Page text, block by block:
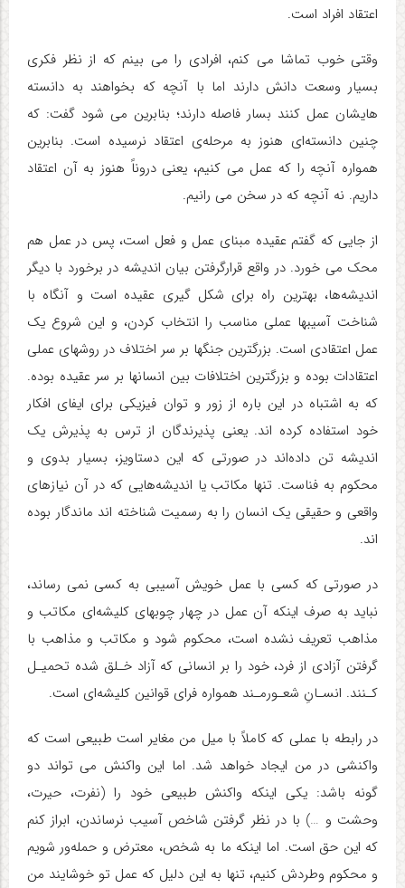
اعتقاد افراد است.
وقتی خوب تماشا می کنم، افرادی را می بینم که از نظر فکری
بسیار وسعت دانش دارند اما با آنچه که بخواهند به دانسته
هایشان عمل کنند بسار فاصله دارند؛ بنابرین می شود گفت: که
چنین دانسته‌ای هنوز به مرحله‌ی اعتقاد نرسیده است. بنابرین
همواره آنچه را که عمل می کنیم، یعنی دروناً هنوز به آن اعتقاد
داریم. نه آنچه که در سخن می رانیم.
از جایی که گفتم عقیده مبنای عمل و فعل است، پس در عمل هم
محک می خورد. در واقع قرارگرفتن بیان اندیشه در برخورد با دیگر
اندیشه‌ها، بهترین راه برای شکل گیری عقیده است و آنگاه با
شناخت آسیبها عملی مناسب را انتخاب کردن، و این شروع یک
عمل اعتقادی است. بزرگترین جنگها بر سر اختلاف در روشهای عملی
اعتقادات بوده و بزرگترین اختلافات بین انسانها بر سر عقیده بوده.
که به اشتباه در این باره از زور و توان فیزیکی برای ایفای افکار
خود استفاده کرده اند. یعنی پذیرندگان از ترس به پذیرش یک
اندیشه تن داده‌اند در صورتی که این دستاویز، بسیار بدوی و
محکوم به فناست. تنها مکاتب یا اندیشه‌هایی که در آن نیازهای
واقعی و حقیقی یک انسان را به رسمیت شناخته اند ماندگار بوده
اند.
در صورتی که کسی با عمل خویش آسیبی به کسی نمی رساند،
نباید به صرف اینکه آن عمل در چهار چوبهای کلیشه‌ای مکاتب و
مذاهب تعریف نشده است، محکوم شود و مکاتب و مذاهب با
گرفتن آزادی از فرد، خود را بر انسانی که آزاد خـلق شده تحمیـل
کـنند. انسـانِ شعـورمـند همواره فرای قوانین کلیشه‌ای است.
در رابطه با عملی که کاملاً با میل من مغایر است طبیعی است که
واکنشی در من ایجاد خواهد شد. اما این واکنش می تواند دو
گونه باشد: یکی اینکه واکنش طبیعی خود را (نفرت، حیرت،
وحشت و …) با در نظر گرفتن شاخص آسیب نرساندن، ابراز کنم
که این حق است. اما اینکه ما به شخص، معترض و حمله‌ور شویم
و محکوم وطردش کنیم، تنها به این دلیل که عمل تو خوشایند من